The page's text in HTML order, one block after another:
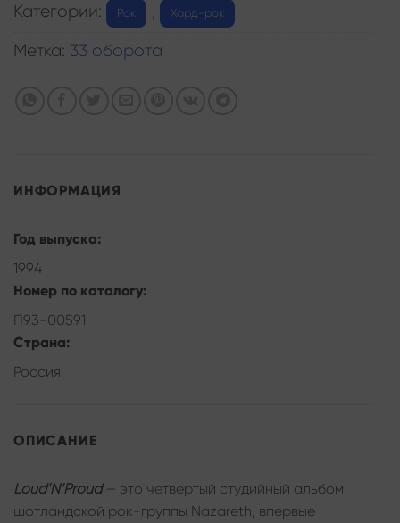
Категории:
Рок , Хард-рок
Метка: 33 оборота
ИНФОРМАЦИЯ
Год выпуска:
1994
Номер по каталогу:
П93-00591
Страна:
Россия
ОПИСАНИЕ
Loud’N’Proud
— это четвертый студийный альбом
шотландской рок-группы Nazareth, впервые